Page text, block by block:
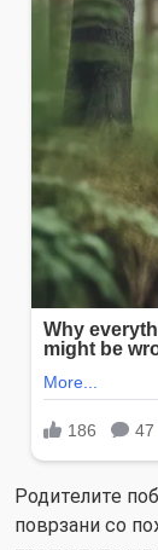
Родителите
поврзани со